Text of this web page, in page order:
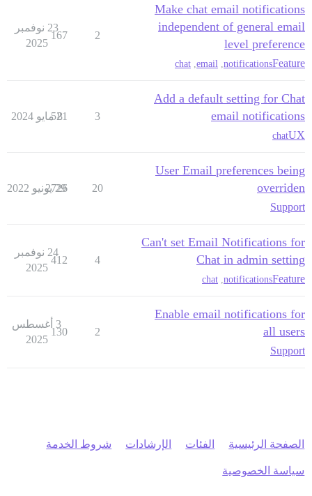
Make chat email notifications
independent of general email
level preference
Feature
notifications
email
chat
2
167
23 نوفمبر
2025
Add a default setting for Chat
email notifications
UX
chat
3
521
8 مايو 2024
User Email preferences being
overriden
Support
20
2726
29 يونيو 2022
Can't set Email Notifications for
Chat in admin setting
Feature
notifications
chat
4
412
24 نوفمبر
2025
Enable email notifications for
all users
Support
2
130
3 أغسطس
2025
الصفحة الرئيسية الفئات الإرشادات شروط الخدمة
سياسة الخصوصية